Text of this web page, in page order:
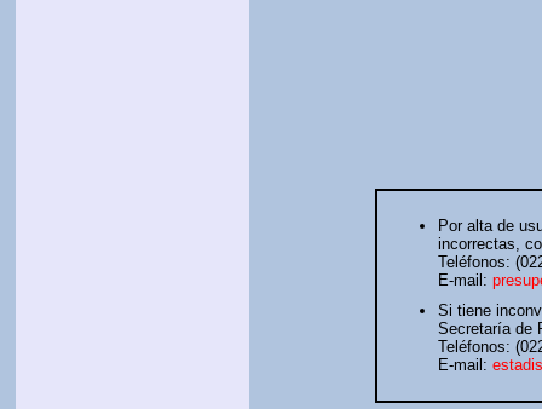
Por alta de
incorrectas,
Teléfonos:
E-mail:
Si tiene
Secretaría de
Teléfonos:
E-mail: